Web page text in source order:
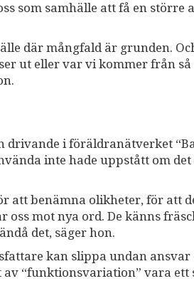
som samhälle att få en större
där mångfald är grunden.
ut eller var vi kommer från
drivande i föräldranätverket
inte hade uppstått om
att benämna olikheter, för att
mot nya ord. De känns
det, säger hon.
kan slippa undan ansvar
“funktionsvariation” vara ett